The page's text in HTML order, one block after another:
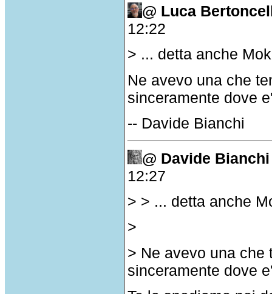
@ Luca
12:22
> ... detta anche
Ne avevo una che
sinceramente dove
-- Davide Bianchi
@ Davide Bianchi
12:27
> > ... detta anche
>
> Ne avevo una che
sinceramente dove